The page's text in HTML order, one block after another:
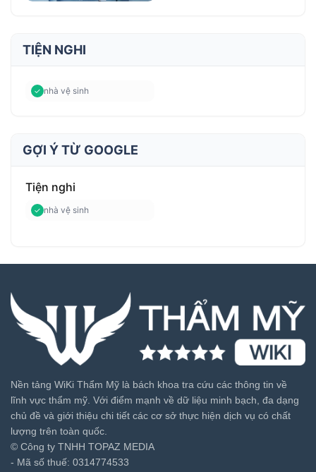
TIỆN NGHI
nhà vệ sinh
GỢI Ý TỪ GOOGLE
Tiện nghi
nhà vệ sinh
Nền tảng WiKi Thẩm Mỹ là bách khoa tra cứu các thông tin về
lĩnh vực thẩm mỹ. Với điểm mạnh về dữ liệu minh bạch, đa dạng
chủ đề và giới thiệu chi tiết các cơ sở thực hiện dịch vụ có chất
lượng trên toàn quốc.
© Công ty TNHH TOPAZ MEDIA
- Mã số thuế: 0314774533